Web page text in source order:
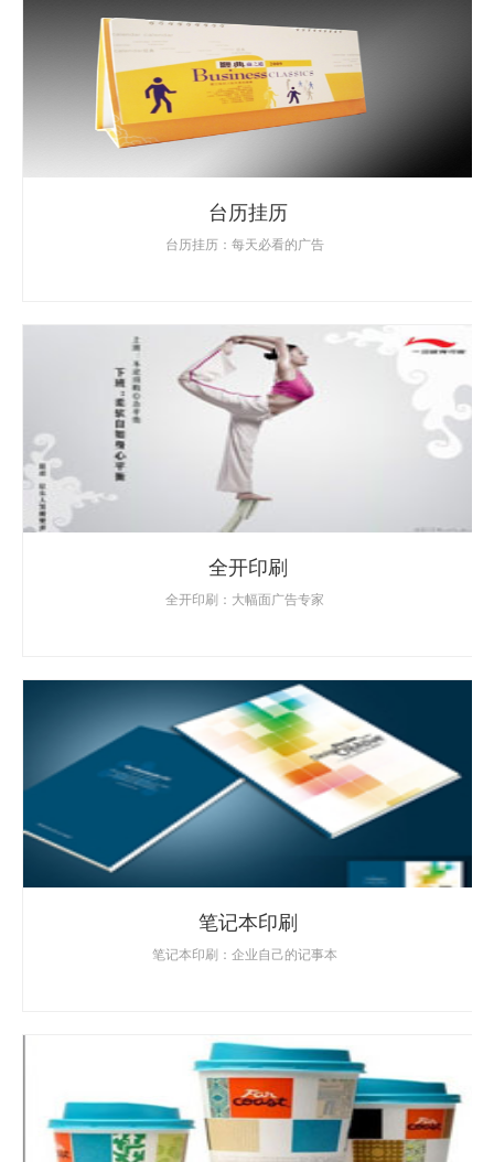
台历挂历
台历挂历：每天必看的广告
全开印刷
全开印刷：大幅面广告专家
笔记本印刷
笔记本印刷：企业自己的记事本